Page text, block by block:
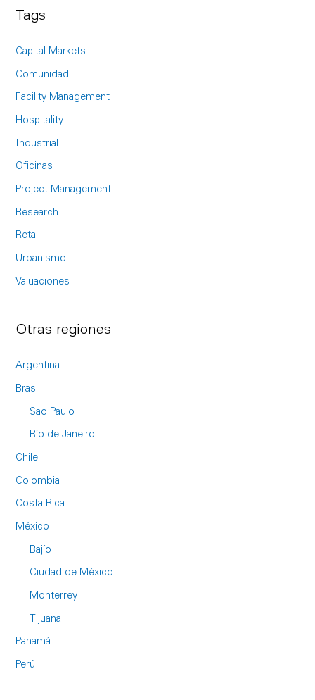
c
:
Tags
Capital Markets
Comunidad
Facility Management
Hospitality
Industrial
Oficinas
Project Management
Research
Retail
Urbanismo
Valuaciones
Otras regiones
Argentina
Brasil
Sao Paulo
Río de Janeiro
Chile
Colombia
Costa Rica
México
Bajío
Ciudad de México
Monterrey
Tijuana
Panamá
Perú